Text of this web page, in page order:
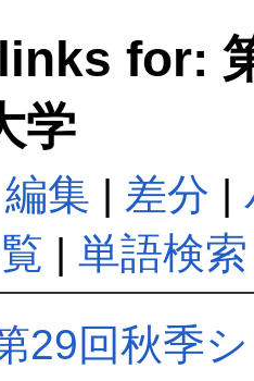
for:
学
編集 | 差分 |
| 単語検索
29回秋季